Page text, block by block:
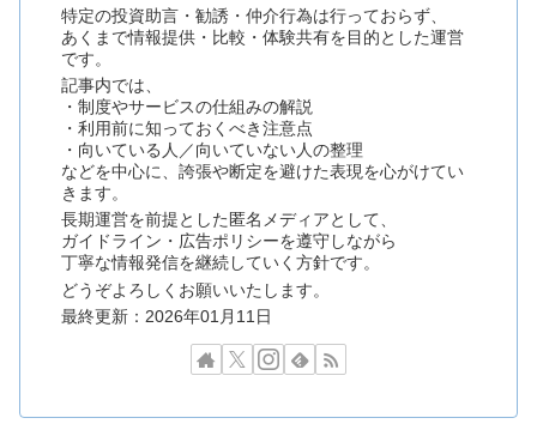
特定の投資助言・勧誘・仲介行為は行っておらず、
あくまで情報提供・比較・体験共有を目的とした運営
です。
記事内では、
・制度やサービスの仕組みの解説
・利用前に知っておくべき注意点
・向いている人／向いていない人の整理
などを中心に、誇張や断定を避けた表現を心がけてい
きます。
長期運営を前提とした匿名メディアとして、
ガイドライン・広告ポリシーを遵守しながら
丁寧な情報発信を継続していく方針です。
どうぞよろしくお願いいたします。
最終更新：2026年01月11日